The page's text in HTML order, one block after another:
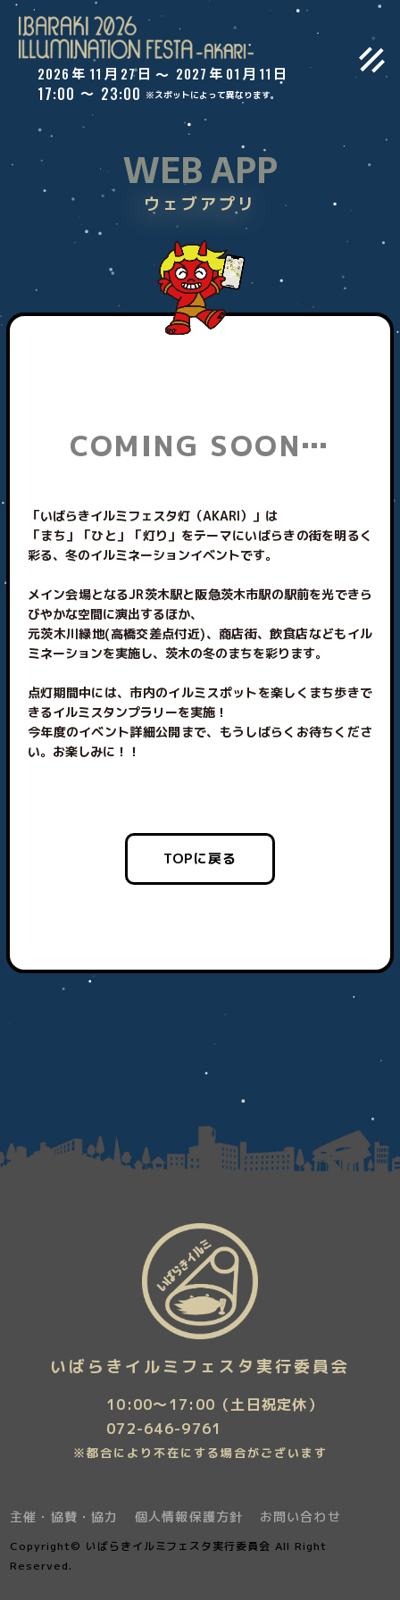
WEB APP
ウェブアプリ
2026 年 11 月27日 〜 2027 年 01 月 11 日
17:00 〜 23:00 ※スポットによって異なります。
ご案内
WEBアプリ
スポット一覧
COMING SOON…
「いばらきイルミフェスタ灯（AKARI）」は
「まち」「ひと」「灯り」をテーマにいばらきの街を明るく
彩る、冬のイルミネーションイベントです。
メイン会場となるJR茨木駅と阪急茨木市駅の駅前を光できら
びやかな空間に演出するほか、
元茨木川緑地(高橋交差点付近)、商店街、飲食店などもイル
ミネーションを実施し、茨木の冬のまちを彩ります。
点灯期間中には、市内のイルミスポットを楽しくまち歩きで
きるイルミスタンプラリーを実施！
今年度のイベント詳細公開まで、もうしばらくお待ちくださ
い。お楽しみに！！
TOPに戻る
いばらきイルミフェスタ実行委員会
10:00〜17:00（土日祝定休）
072-646-9761
※都合により不在にする場合がございます
主催・協賛・協力 個人情報保護方針 お問い合わせ
Copyright©︎ いばらきイルミフェスタ実行委員会 All Right
Reserved.